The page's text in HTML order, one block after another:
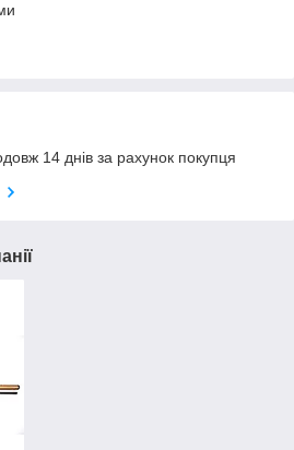
14 днів за рахунок покупця